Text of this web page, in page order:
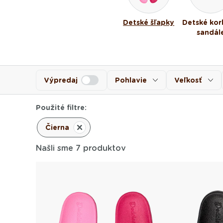
Detské šľapky
Detské
Pohlavie Veľkosť
Výpredaj
Použité filtre:
Čierna
Odstrániť
Našli sme 7 produktov